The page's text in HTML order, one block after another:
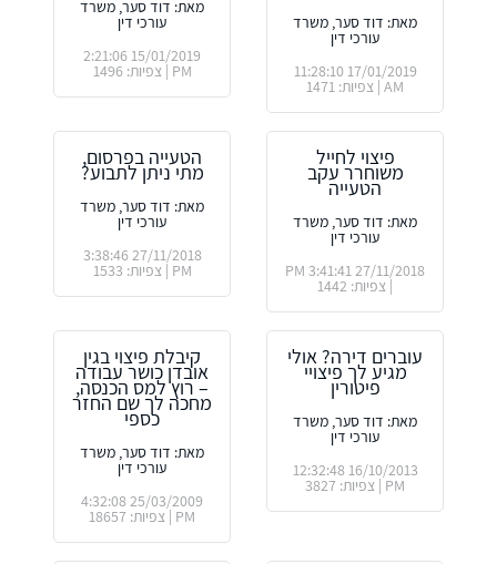
מאת: דוד סער, משרד
עורכי דין
17/01/2019 11:28:10
AM | צפיות: 1471
מאת: דוד סער, משרד
עורכי דין
15/01/2019 2:21:06
PM | צפיות: 1496
פיצוי לחייל
משוחרר עקב
הטעייה
מאת: דוד סער, משרד
עורכי דין
27/11/2018 3:41:41 PM
| צפיות: 1442
הטעייה בפרסום,
מתי ניתן לתבוע?
מאת: דוד סער, משרד
עורכי דין
27/11/2018 3:38:46
PM | צפיות: 1533
עוברים דירה? אולי
מגיע לך פיצויי
פיטורין
מאת: דוד סער, משרד
עורכי דין
16/10/2013 12:32:48
PM | צפיות: 3827
קיבלת פיצוי בגין
אובדן כושר עבודה
– רוץ למס הכנסה,
מחכה לך שם החזר
כספי
מאת: דוד סער, משרד
עורכי דין
25/03/2009 4:32:08
PM | צפיות: 18657